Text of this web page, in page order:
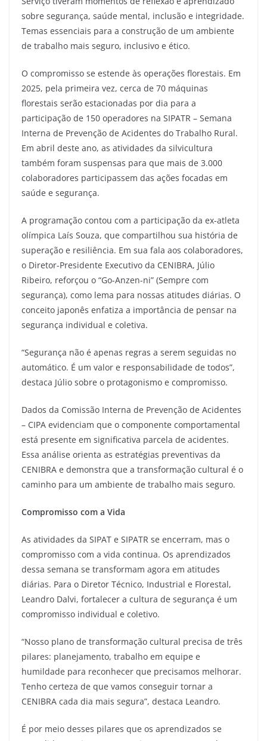
sobre segurança, saúde mental, inclusão e integridade.
Temas essenciais para a construção de um ambiente
de trabalho mais seguro, inclusivo e ético.
O compromisso se estende às operações florestais. Em
2025, pela primeira vez, cerca de 70 máquinas
florestais serão estacionadas por dia para a
participação de 150 operadores na SIPATR – Semana
Interna de Prevenção de Acidentes do Trabalho Rural.
Em abril deste ano, as atividades da silvicultura
também foram suspensas para que mais de 3.000
colaboradores participassem das ações focadas em
saúde e segurança.
A programação contou com a participação da ex-atleta
olímpica Laís Souza, que compartilhou sua história de
superação e resiliência. Em sua fala aos colaboradores,
o Diretor-Presidente Executivo da CENIBRA, Júlio
Ribeiro, reforçou o “Go-Anzen-ni” (Sempre com
segurança), como lema para nossas atitudes diárias. O
conceito japonês enfatiza a importância de pensar na
segurança individual e coletiva.
“Segurança não é apenas regras a serem seguidas no
automático. É um valor e responsabilidade de todos”,
destaca Júlio sobre o protagonismo e compromisso.
Dados da Comissão Interna de Prevenção de Acidentes
– CIPA evidenciam que o componente comportamental
está presente em significativa parcela de acidentes.
Essa análise orienta as estratégias preventivas da
CENIBRA e demonstra que a transformação cultural é o
caminho para um ambiente de trabalho mais seguro.
Compromisso com a Vida
As atividades da SIPAT e SIPATR se encerram, mas o
compromisso com a vida continua. Os aprendizados
dessa semana se transformam agora em atitudes
diárias. Para o Diretor Técnico, Industrial e Florestal,
Leandro Dalvi, fortalecer a cultura de segurança é um
compromisso individual e coletivo.
“Nosso plano de transformação cultural precisa de três
pilares: planejamento, trabalho em equipe e
humildade para reconhecer que precisamos melhorar.
Tenho certeza de que vamos conseguir tornar a
CENIBRA cada dia mais segura”, destaca Leandro.
É por meio desses pilares que os aprendizados se